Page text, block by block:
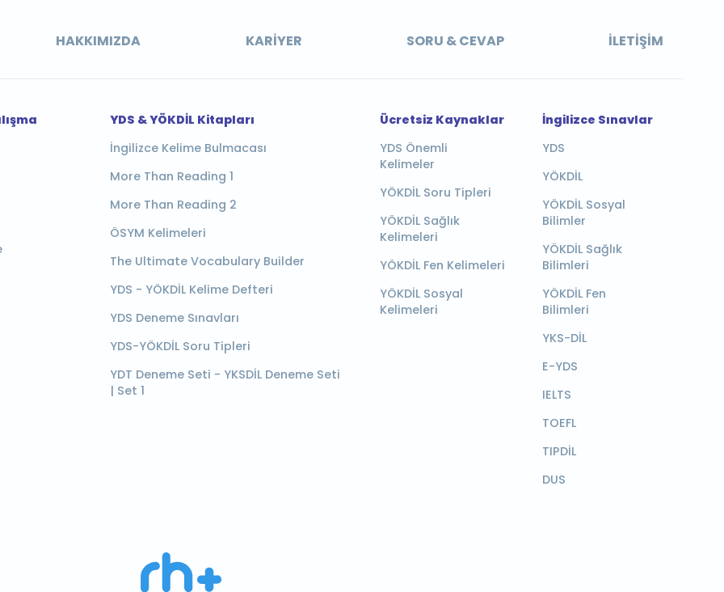
HAKKIMIZDA KARIYER SORU & CEVAP İLETIŞIM
YDS & YÖKDİL Kitapları
İngilizce Kelime Bulmacası
More Than Reading 1
More Than Reading 2
ÖSYM Kelimeleri
The Ultimate Vocabulary Builder
YDS - YÖKDİL Kelime Defteri
YDS Deneme Sınavları
YDS-YÖKDİL Soru Tipleri
YDT Deneme Seti - YKSDİL Deneme Seti
| Set 1
Ücretsiz Kaynaklar
YDS Önemli
Kelimeler
YÖKDİL Soru Tipleri
YÖKDİL Sağlık
Kelimeleri
YÖKDİL Fen Kelimeleri
YÖKDİL Sosyal
Kelimeleri
İngilizce Sınavlar
YDS
YÖKDİL
YÖKDİL Sosyal
Bilimler
YÖKDİL Sağlık
Bilimleri
YÖKDİL Fen
Bilimleri
YKS-DİL
E-YDS
IELTS
TOEFL
TIPDİL
DUS